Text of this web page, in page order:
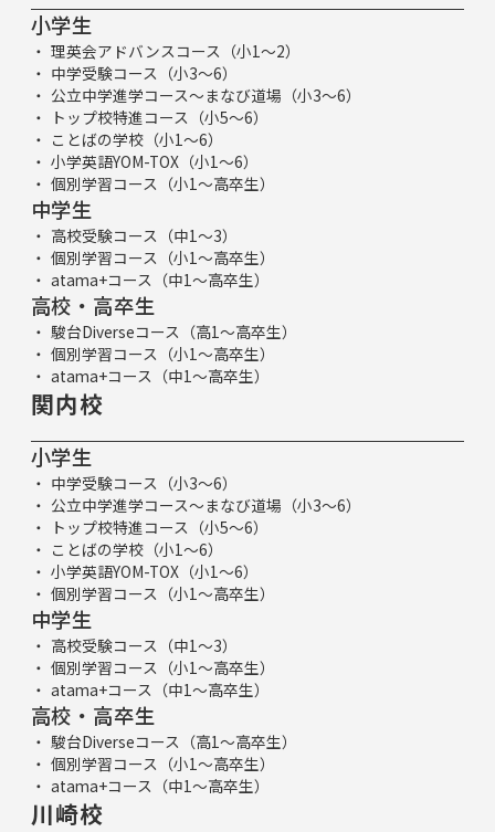
小学生
理英会アドバンスコース（小1～2）
中学受験コース（小3～6）
公立中学進学コース～まなび道場（小3～6）
トップ校特進コース（小5～6）
ことばの学校（小1～6）
小学英語YOM-TOX（小1～6）
個別学習コース（小1～高卒生）
中学生
高校受験コース（中1～3）
個別学習コース（小1～高卒生）
atama+コース（中1～高卒生）
高校・高卒生
駿台Diverseコース（高1～高卒生）
個別学習コース（小1～高卒生）
atama+コース（中1～高卒生）
関内校
小学生
中学受験コース（小3～6）
公立中学進学コース～まなび道場（小3～6）
トップ校特進コース（小5～6）
ことばの学校（小1～6）
小学英語YOM-TOX（小1～6）
個別学習コース（小1～高卒生）
中学生
高校受験コース（中1～3）
個別学習コース（小1～高卒生）
atama+コース（中1～高卒生）
高校・高卒生
駿台Diverseコース（高1～高卒生）
個別学習コース（小1～高卒生）
atama+コース（中1～高卒生）
川崎校